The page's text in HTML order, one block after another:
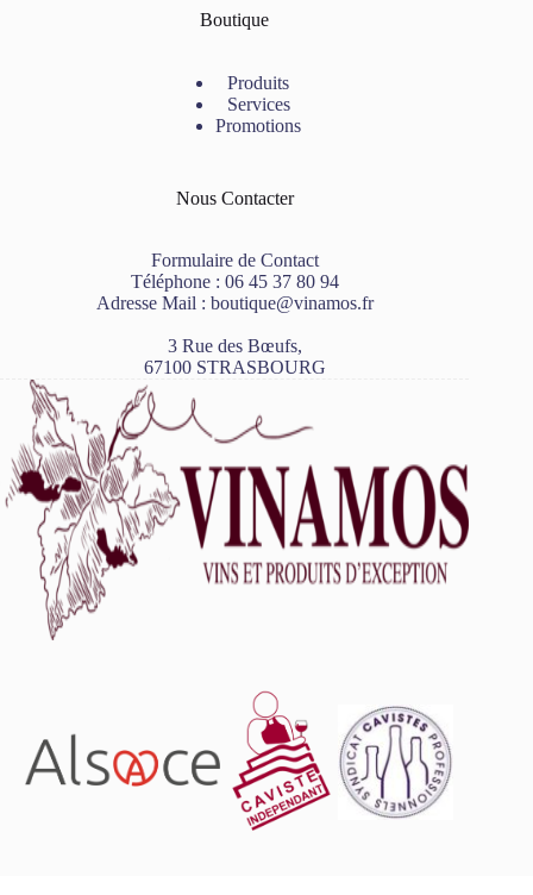
Boutique
Produits
Services
Promotions
Nous Contacter
Formulaire de Contact
Téléphone : 06 45 37 80 94
Adresse Mail : boutique@vinamos.fr
3 Rue des Bœufs,
67100 STRASBOURG